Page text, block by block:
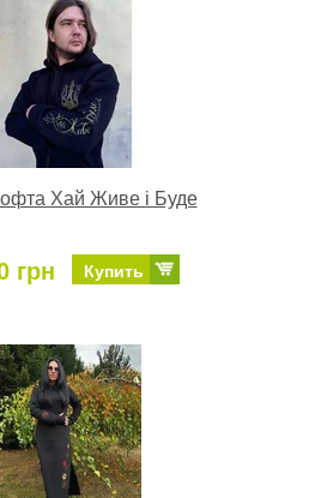
Хай Живе і Буде
грн Купить